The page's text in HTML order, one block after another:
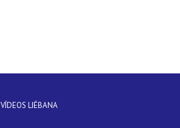
VÍDEOS LIÉBANA